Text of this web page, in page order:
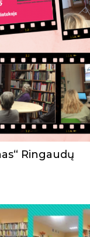
Ringaudų